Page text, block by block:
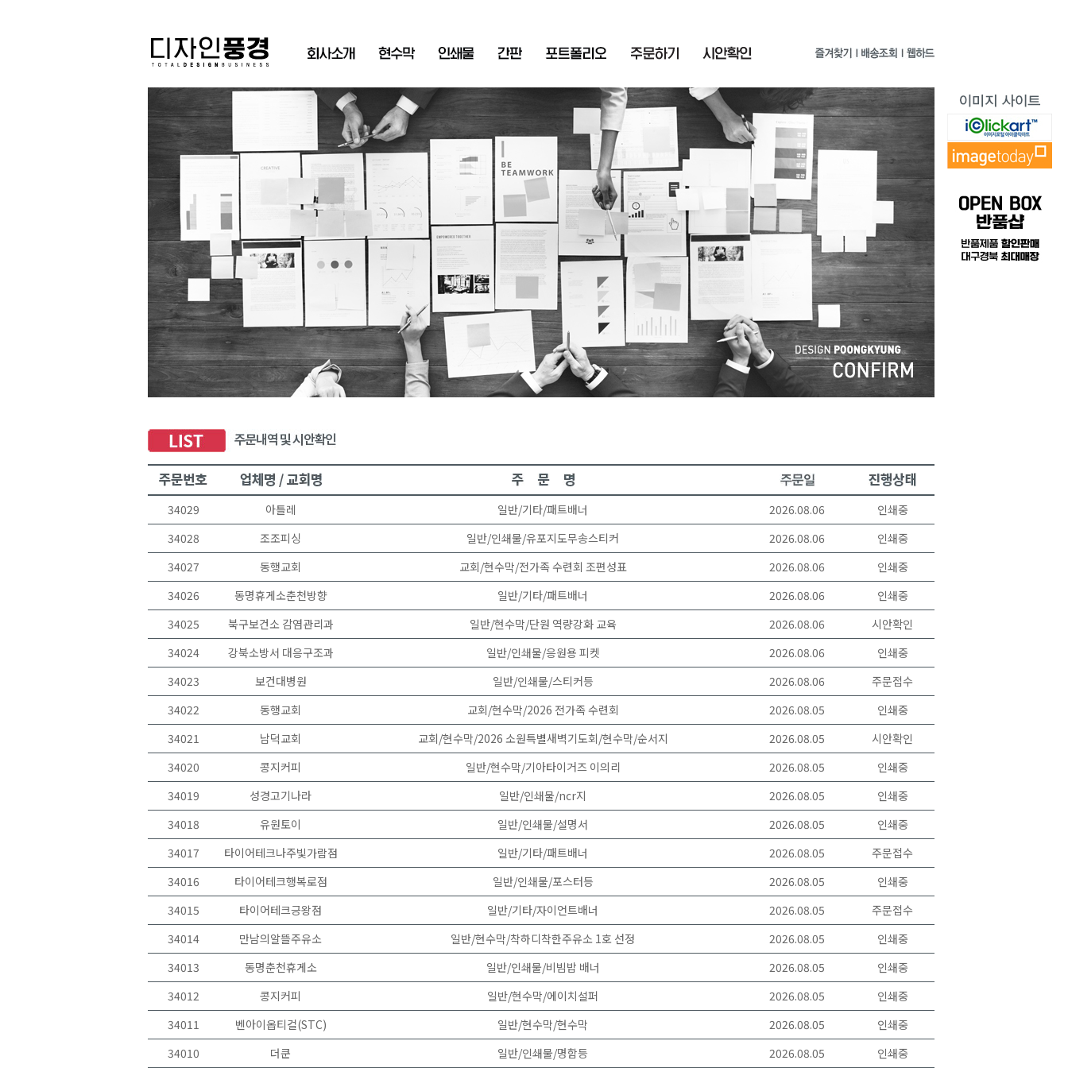
34029 아틀레 일반/기타/패트배너 2026.08.06
인쇄중
34028
조조피싱 일반/인쇄물/유포지도무송스티커 2026.08.06
인쇄중
34027
동행교회 교회/현수막/전가족 수련회 조편성표 2026.08.06
인쇄중
34026
동명휴게소춘천방향 일반/기타/패트배너 2026.08.06
인쇄중
34025
북구보건소 감염관리과 일반/현수막/단원 역량강화 교육 2026.08.06
시안확인
34024
강북소방서 대응구조과 일반/인쇄물/응원용 피켓 2026.08.06
인쇄중
34023
보건대병원 일반/인쇄물/스티커등 2026.08.06
주문접수
34022
동행교회 교회/현수막/2026 전가족 수련회 2026.08.05
인쇄중
34021
남덕교회 교회/현수막/2026 소원특별새벽기도회/현수막/순서지 2026.08.05
시안확인
34020
콩지커피 일반/현수막/기아타이거즈 이의리 2026.08.05
인쇄중
34019
성경고기나라 일반/인쇄물/ncr지 2026.08.05
인쇄중
34018
유원토이 일반/인쇄물/설명서 2026.08.05
인쇄중
34017
타이어테크나주빛가람점 일반/기타/패트배너 2026.08.05
주문접수
34016
타이어테크행복로점 일반/인쇄물/포스터등 2026.08.05
인쇄중
34015
타이어테크긍왕점 일반/기타/자이언트배너 2026.08.05
주문접수
34014
만남의알뜰주유소 일반/현수막/착하디착한주유소 1호 선정 2026.08.05
인쇄중
34013
동명춘천휴게소 일반/인쇄물/비빔밥 배너 2026.08.05
인쇄중
34012
콩지커피 일반/현수막/에이치설퍼 2026.08.05
인쇄중
34011
벤아이옵티컬(STC) 일반/현수막/현수막 2026.08.05
인쇄중
34010
더쿤 일반/인쇄물/명함등 2026.08.05 인쇄중